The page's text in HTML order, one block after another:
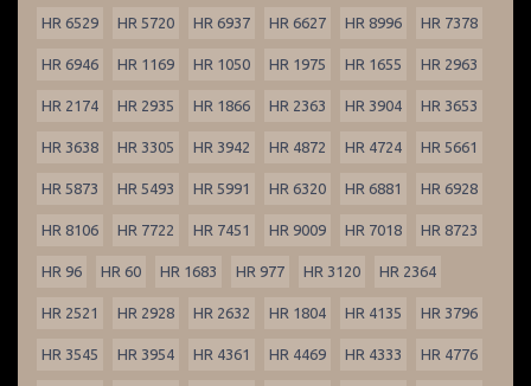
HR 6529 HR 5720 HR 6937 HR 6627 HR 8996 HR 7378
HR 6946 HR 1169 HR 1050 HR 1975 HR 1655 HR 2963
HR 2174 HR 2935 HR 1866 HR 2363 HR 3904 HR 3653
HR 3638 HR 3305 HR 3942 HR 4872 HR 4724 HR 5661
HR 5873 HR 5493 HR 5991 HR 6320 HR 6881 HR 6928
HR 8106 HR 7722 HR 7451 HR 9009 HR 7018 HR 8723
HR 96 HR 60 HR 1683 HR 977 HR 3120 HR 2364
HR 2521 HR 2928 HR 2632 HR 1804 HR 4135 HR 3796
HR 3545 HR 3954 HR 4361 HR 4469 HR 4333 HR 4776